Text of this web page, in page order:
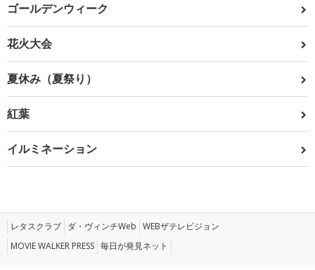
ゴールデンウィーク
花火大会
夏休み（夏祭り）
紅葉
イルミネーション
レタスクラブ ダ・ヴィンチWeb WEBザテレビジョン
MOVIE WALKER PRESS 毎日が発見ネット